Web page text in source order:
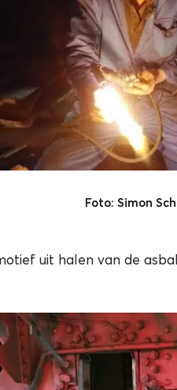
Foto: Simon
uit halen van de